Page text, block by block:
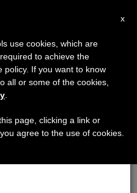
×
haremos la pausa
el periodo de verano
y también el
x
use cookies, which are
to achieve the
policy. If you want to know
all or some of the cookies,
page, clicking a link or
agree to the use of cookies.